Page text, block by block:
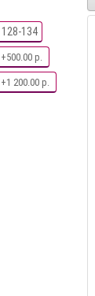
128-134
+500.00 р.
+1 200.00 р.